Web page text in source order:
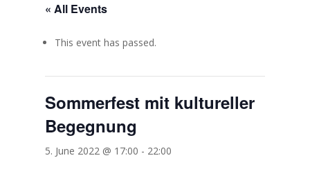
« All Events
This event has passed.
Sommerfest mit kultureller
Begegnung
5. June 2022 @ 17:00 - 22:00